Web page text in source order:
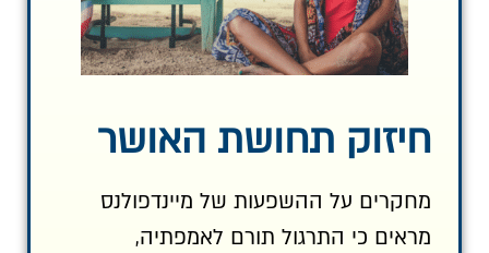
חיזוק תחושת האושר
מחקרים על ההשפעות של מיינדפולנס
מראים כי התרגול תורם לאמפתיה,